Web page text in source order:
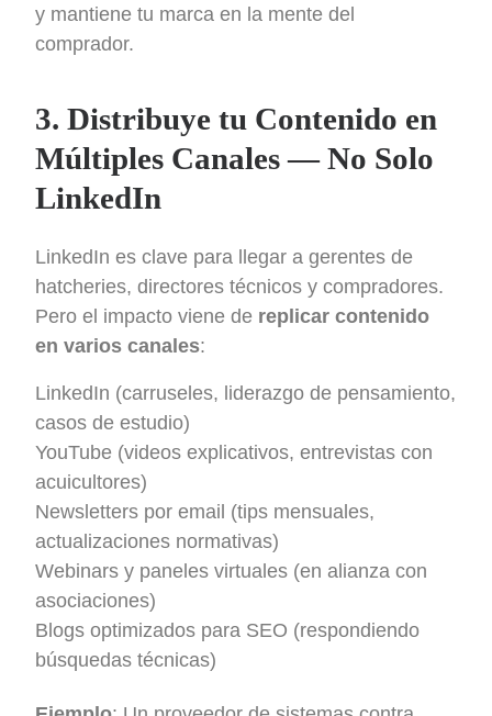
y mantiene tu marca en la mente del
comprador.
3. Distribuye tu Contenido en
Múltiples Canales — No Solo
LinkedIn
LinkedIn es clave para llegar a gerentes de
hatcheries, directores técnicos y compradores.
Pero el impacto viene de replicar contenido
en varios canales:
LinkedIn (carruseles, liderazgo de pensamiento,
casos de estudio)
YouTube (videos explicativos, entrevistas con
acuicultores)
Newsletters por email (tips mensuales,
actualizaciones normativas)
Webinars y paneles virtuales (en alianza con
asociaciones)
Blogs optimizados para SEO (respondiendo
búsquedas técnicas)